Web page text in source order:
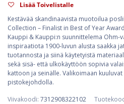
Lisää Toivelistalle
Kestävää skandinaavista muotoilua
Collection – Finalist in Best of Year
Kauppi & Kauppi:n suunnittelema Ohm-
inspiraatiota 1900-luvun alusta saakka
tuotannosta ja siinä käytetyistä
sekä sisä- että ulkokäyttöön sopivia
kattoon ja seinälle. Valikoimaan
pistokejohdolla.
Viivakoodi: 7312908322102